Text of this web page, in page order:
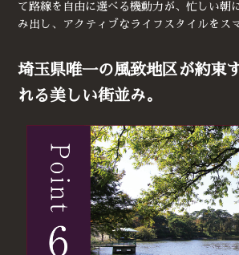
て路線を自由に選べる機動力が、忙しい朝
み出し、アクティブなライフスタイルをス
埼玉県唯一の風致地区が約束
れる美しい街並み。